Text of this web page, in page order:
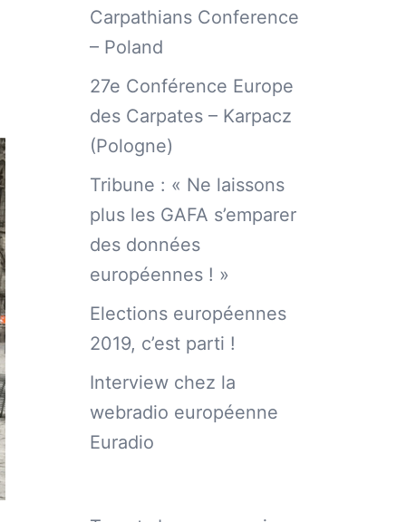
Carpathians Conference
– Poland
27e Conférence Europe
des Carpates – Karpacz
(Pologne)
Tribune : « Ne laissons
plus les GAFA s’emparer
des données
européennes ! »
Elections européennes
2019, c’est parti !
Interview chez la
webradio européenne
Euradio